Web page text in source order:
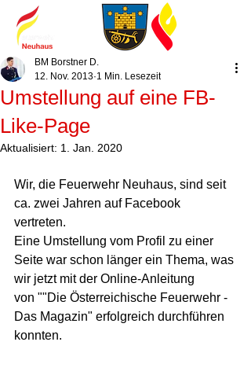
Umstellung auf eine FB-
Like-Page
BM Borstner D.
12. Nov. 2013 1 Min. Lesezeit
Aktualisiert: 1. Jan. 2020
Wir, die Feuerwehr Neuhaus, sind seit
ca. zwei Jahren auf Facebook
vertreten.
Eine Umstellung vom Profil zu einer
Seite war schon länger ein Thema, was
wir jetzt mit der Online-Anleitung
von ""Die Österreichische Feuerwehr -
Das Magazin" erfolgreich durchführen
konnten.